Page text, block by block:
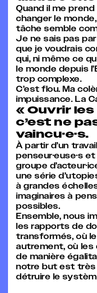
Quand il me
changer le
tâche semble
Je ne sais pas
que je voudrais
qui, ni même ce
le monde depuis
trop complexe.
C’est flou. Ma
impuissance. La
« Ouvrir
c’est ne
vaincu·e·s.
À partir d’un
penseur·euse·s
groupe
une série
à grandes
imaginaires à
possibles.
Ensemble, nous
les rapports de
transformés, où
autrement, où
de manière
notre but est très
détruire le